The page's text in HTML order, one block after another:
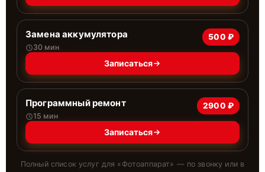
Замена аккумулятора
30 мин
500 ₽
Записаться
Программный ремонт
15 мин
2900 ₽
Записаться
Полный список услуг для « Фотоаппарат» — по звонку или в